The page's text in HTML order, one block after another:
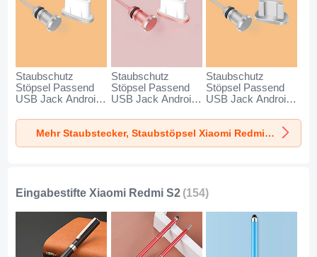
Staubschutz
Stöpsel Passend
USB Jack Android
für Xiaomi Redmi
S2 Silber
Staubschutz
Stöpsel Passend
USB Jack Android
für Xiaomi Redmi
S2 Rosegold
Staubschutz
Stöpsel Passend
USB Jack Android
Xiaomi Redmi S2
Silber
Mehr Staubstecker, Staubstöpsel Xiaomi Redmi S2
Eingabestifte Xiaomi Redmi S2 (154)